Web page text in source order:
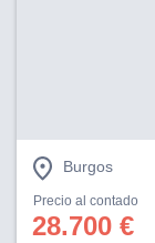
Burgos
Precio al contado
28.700 €